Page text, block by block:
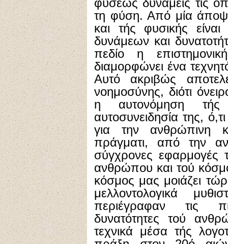
τη φύση. Από μία
και τής φυσικής
δυνάμεων και
πεδίο η
διαμορφώνει ένα
Αυτό ακριβώς
νοημοσύνης, διότι
η αυτονόμηση
αυτοσυνειδησία της,
για την ανθρώπινη
πράγματι, από την
σύγχρονες εφαρμογές
ανθρώπου και τού
κόσμος μας μοιάζει
μελλοντολογικά
περιέγραφαν τις
δυνατότητες τού
τεχνικά μέσα τής